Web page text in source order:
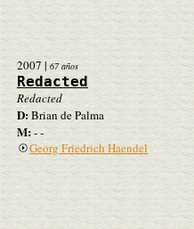
2007 |67 años
Redacted
Redacted
D:Brian de Palma
M: - -
Georg Friedrich Haendel